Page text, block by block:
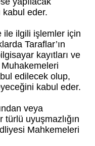
kabul eder.
ile ilgili işlemler için
Taraflar’ın
kayıtları ve
Muhakemeleri
edilecek olup,
kabul eder.
veya
uyuşmazlığın
Mahkemeleri